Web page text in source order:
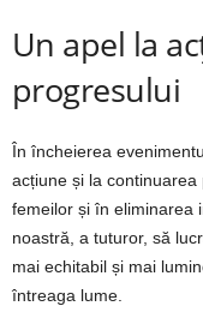
Un apel la
progresului
În încheierea
acțiune și la
femeilor și în eliminarea
noastră, a tuturor, să
mai echitabil și mai
întreaga lume.